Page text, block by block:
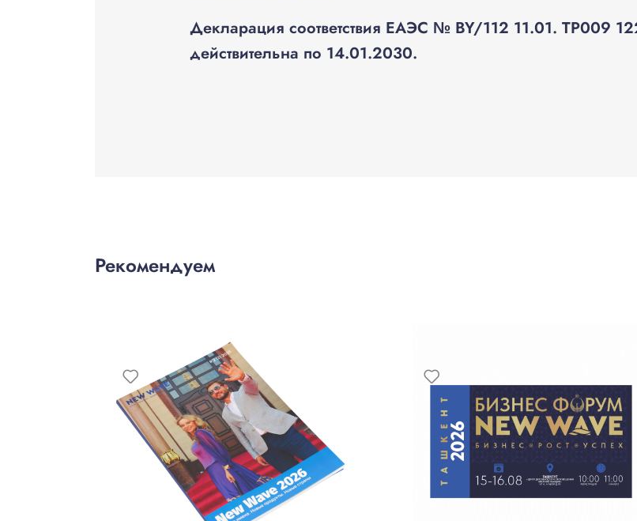
Декларация соответствия ЕАЭС № BY/112 11.01. ТР009
действительна по 14.01.2030.
Рекомендуем